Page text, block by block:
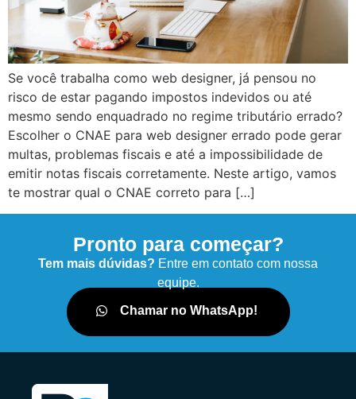
Se você trabalha como web designer, já pensou no
risco de estar pagando impostos indevidos ou até
mesmo sendo enquadrado no regime tributário errado?
Escolher o CNAE para web designer errado pode gerar
multas, problemas fiscais e até a impossibilidade de
emitir notas fiscais corretamente. Neste artigo, vamos
te mostrar qual o CNAE correto para […]
Pronto para começar?
Tem mais dúvidas? Entre em contato com nossa
equipe.
Chamar no WhatsApp!